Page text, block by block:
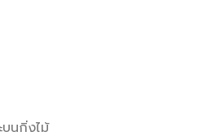
บนกิ่งไม้